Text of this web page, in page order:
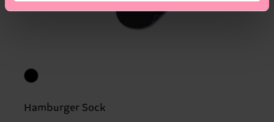
Hamburger Sock